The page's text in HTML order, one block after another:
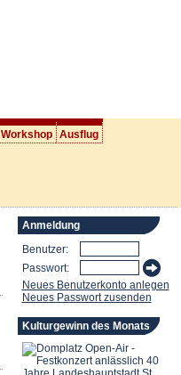
Workshop Ausflug
Anmeldung
Benutzer:
Passwort:
Neues Benutzerkonto anlegen
Neues Passwort zusenden
Kulturgewinn des Monats